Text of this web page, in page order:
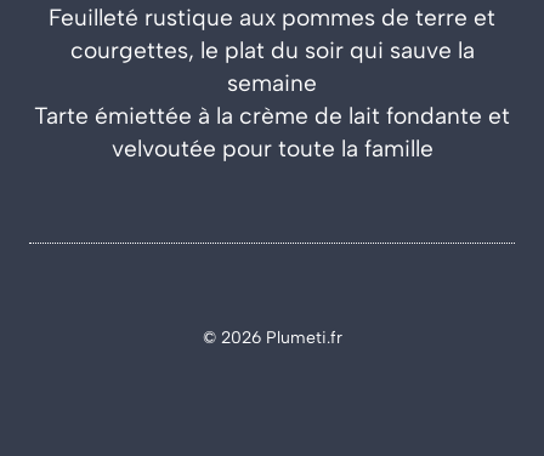
Feuilleté rustique aux pommes de terre et
courgettes, le plat du soir qui sauve la
semaine
Tarte émiettée à la crème de lait fondante et
velvoutée pour toute la famille
© 2026 Plumeti.fr